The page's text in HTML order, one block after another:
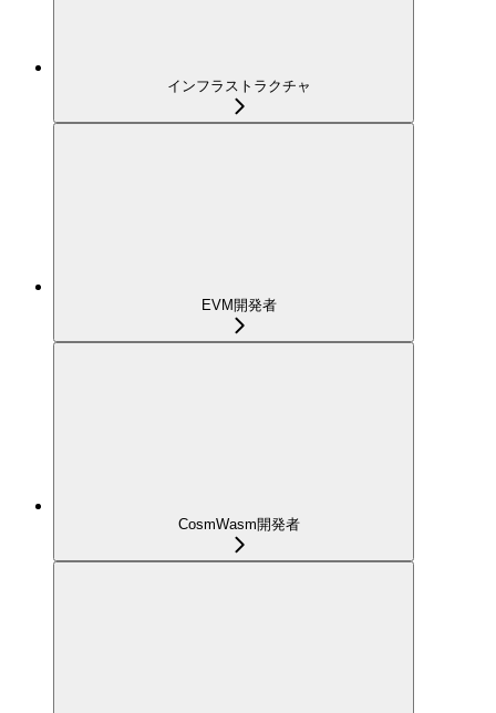
インフラストラクチャ
EVM開発者
CosmWasm開発者